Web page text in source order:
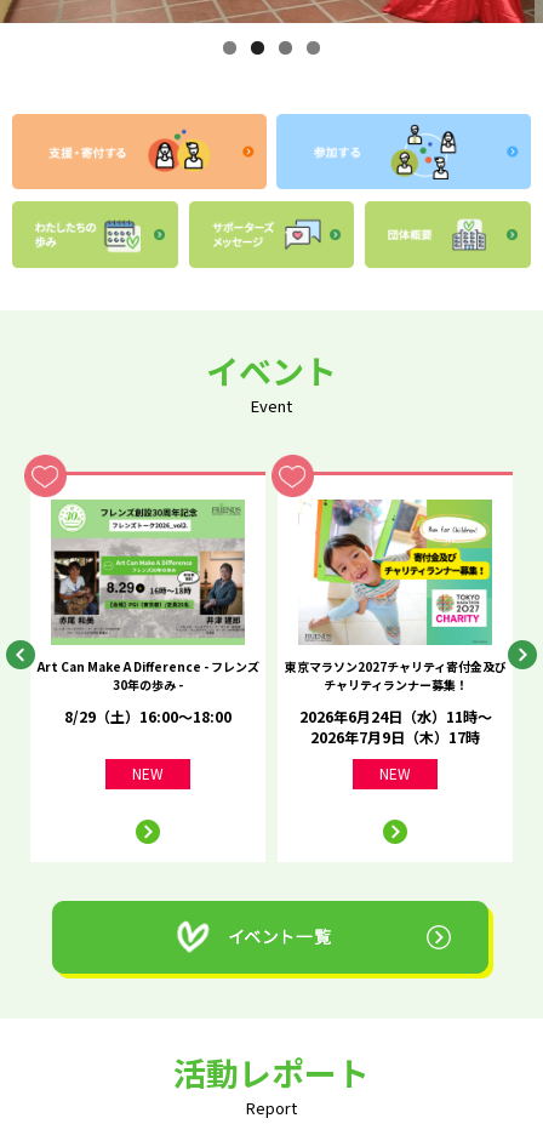
イベント
Event
Art Can Make A Difference - フレンズ
30年の歩み -
8/29（土）16:00～18:00
NEW
東京マラソン2027チャリティ寄付金及び
チャリティランナー募集！
2026年6月24日（水）11時～
2026年7月9日（木）17時
NEW
活動レポート
Report